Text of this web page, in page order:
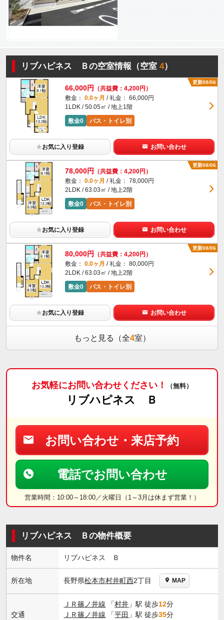
リブハピネス Ｂの空室情報（空室4）
更新08/06
66,000円
（共益費：4,200円）
敷金： 0.0ヶ月 / 礼金： 66,000円
1LDK / 50.05㎡ / 地上1階
敷金0
バス・トイレ別
★お気に入り登録 お問い合わせ
更新08/06
78,000円
（共益費：4,200円）
敷金： 0.0ヶ月 / 礼金： 78,000円
2LDK / 63.03㎡ / 地上2階
敷金0
バス・トイレ別
★お気に入り登録 お問い合わせ
更新08/06
80,000円
（共益費：4,200円）
敷金： 0.0ヶ月 / 礼金： 80,000円
2LDK / 63.03㎡ / 地上2階
敷金0
バス・トイレ別
★お気に入り登録 お問い合わせ
もっと見る（全4室）
お気軽にお問い合わせください！ （無料）
リブハピネス Ｂ
お問い合わせ・来店予約
電話でお問い合わせ
営業時間：10:00～18:00／火曜日（1～3月は休まず営業！）
リブハピネス Ｂの物件概要
物件名 リブハピネス Ｂ
所在地 長野県松本市村井町西2丁目 MAP
交通
ＪＲ篠ノ井線 「村井 」駅 徒歩12分
ＪＲ篠ノ井線 「平田 」駅 徒歩35分